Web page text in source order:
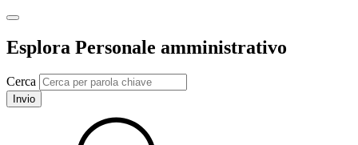
Esplora Personale amministrativo
Cerca
Invio